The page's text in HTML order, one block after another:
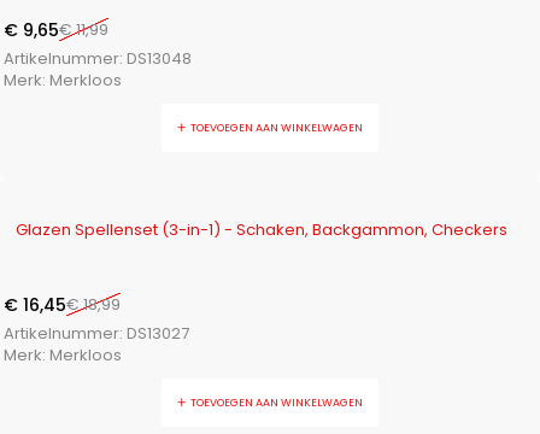
€11,99
€ 9,65
Artikelnummer: DS13048
Merk: Merkloos
TOEVOEGEN AAN WINKELWAGEN
Glazen Spellenset (3-in-1) - Schaken, Backgammon, Checkers
€18,99
€ 16,45
Artikelnummer: DS13027
Merk: Merkloos
TOEVOEGEN AAN WINKELWAGEN